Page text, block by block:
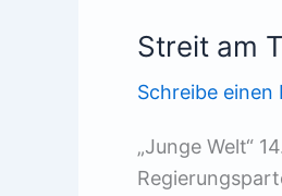
Streit am
Schreibe einen
„Junge Welt“